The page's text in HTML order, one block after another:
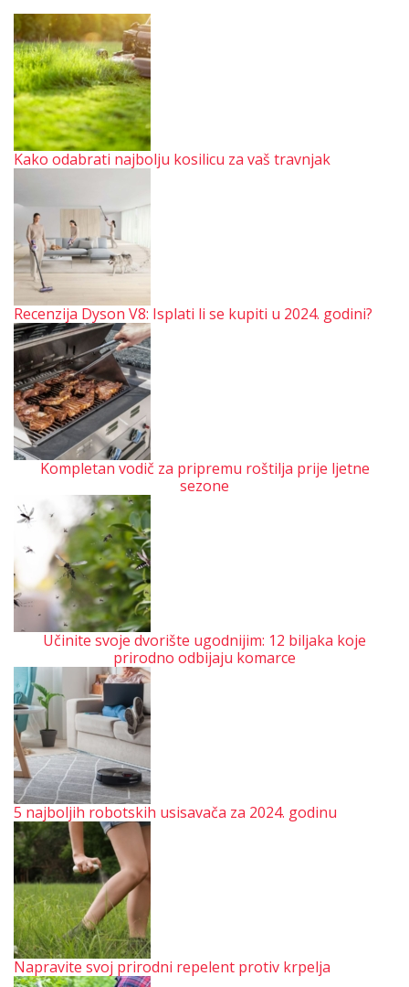
Kako odabrati najbolju kosilicu za vaš travnjak
Recenzija Dyson V8: Isplati li se kupiti u 2024. godini?
Kompletan vodič za pripremu roštilja prije ljetne
sezone
Učinite svoje dvorište ugodnijim: 12 biljaka koje
prirodno odbijaju komarce
5 najboljih robotskih usisavača za 2024. godinu
Napravite svoj prirodni repelent protiv krpelja